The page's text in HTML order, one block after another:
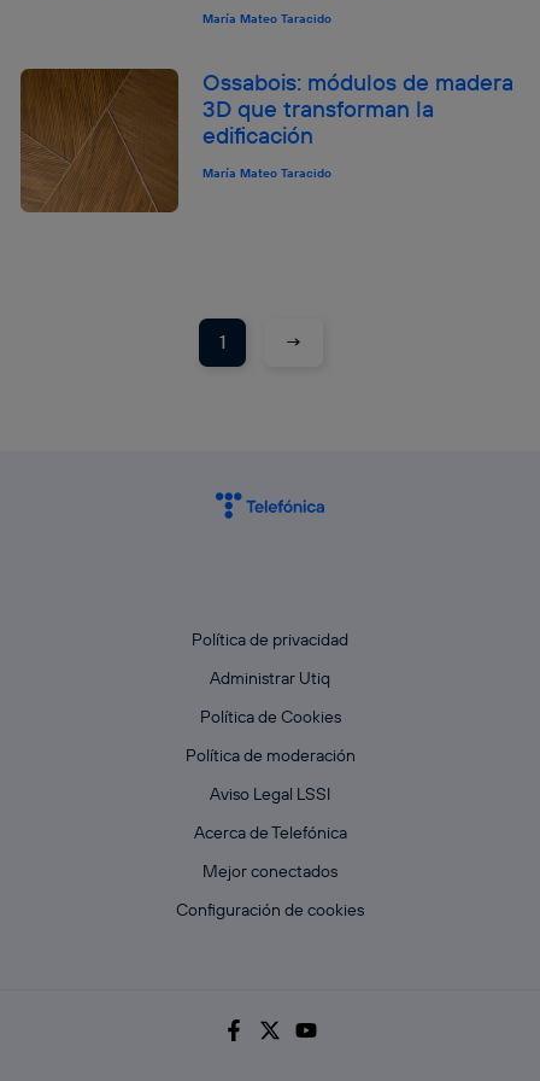
María Mateo Taracido
Ossabois: módulos de madera
3D que transforman la
edificación
María Mateo Taracido
1 →
Política de privacidad
Administrar Utiq
Política de Cookies
Política de moderación
Aviso Legal LSSI
Acerca de Telefónica
Mejor conectados
Configuración de cookies